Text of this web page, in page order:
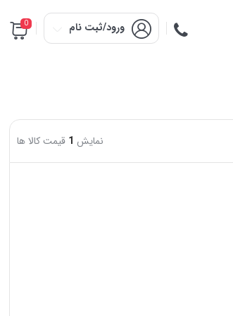
ورود/ثبت نام 0
نمایش 1 قیمت کالا ها